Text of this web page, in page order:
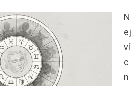
N
ej
ví
c
n